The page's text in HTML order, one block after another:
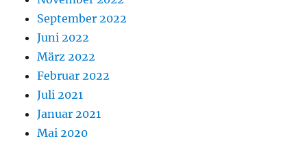
September 2022
Juni 2022
März 2022
Februar 2022
Juli 2021
Januar 2021
Mai 2020